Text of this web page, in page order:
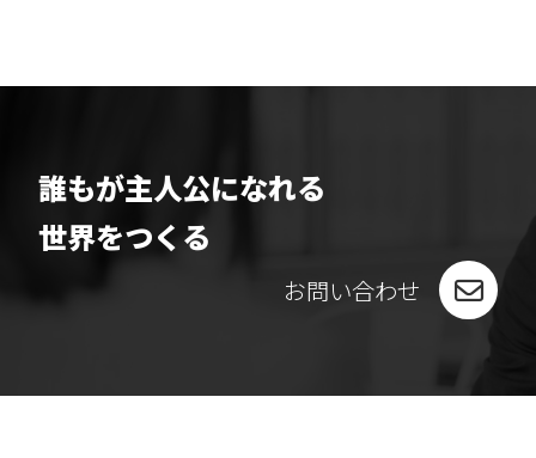
誰もが主人公になれる
世界をつくる
お問い合わせ